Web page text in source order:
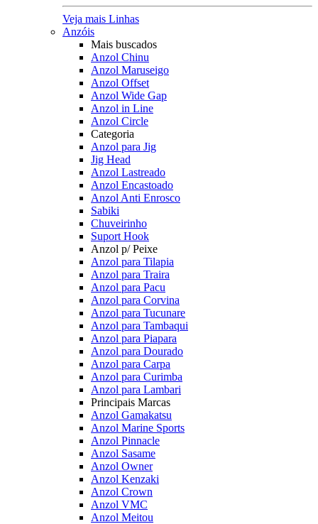
Veja mais Linhas
Anzóis
Mais buscados
Anzol Chinu
Anzol Maruseigo
Anzol Offset
Anzol Wide Gap
Anzol in Line
Anzol Circle
Categoria
Anzol para Jig
Jig Head
Anzol Lastreado
Anzol Encastoado
Anzol Anti Enrosco
Sabiki
Chuveirinho
Suport Hook
Anzol p/ Peixe
Anzol para Tilapia
Anzol para Traira
Anzol para Pacu
Anzol para Corvina
Anzol para Tucunare
Anzol para Tambaqui
Anzol para Piapara
Anzol para Dourado
Anzol para Carpa
Anzol para Curimba
Anzol para Lambari
Principais Marcas
Anzol Gamakatsu
Anzol Marine Sports
Anzol Pinnacle
Anzol Sasame
Anzol Owner
Anzol Kenzaki
Anzol Crown
Anzol VMC
Anzol Meitou